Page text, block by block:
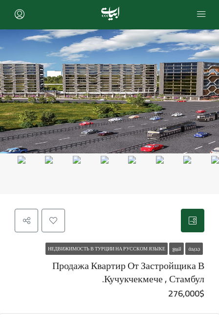
جديدة للبيع НЕДВИЖИМОСТЬ В ТУРЦИИ НА РУССКОМ ЯЗЫКЕ
Продажа Квартир От Застройщика В
Кучукчекмече , Стамбул.
276,000$